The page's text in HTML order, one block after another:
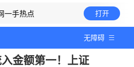
一手热点 打开
无障碍
金额第一！上证